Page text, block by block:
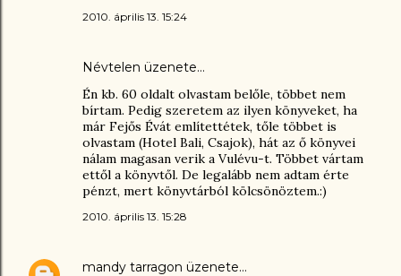
2010. április 13. 15:24
Névtelen üzenete…
Én kb. 60 oldalt olvastam belőle, többet nem
bírtam. Pedig szeretem az ilyen könyveket, ha
már Fejős Évát említettétek, tőle többet is
olvastam (Hotel Bali, Csajok), hát az ő könyvei
nálam magasan verik a Vulévu-t. Többet vártam
ettől a könyvtől. De legalább nem adtam érte
pénzt, mert könyvtárból kölcsönöztem.:)
2010. április 13. 15:28
mandy tarragon üzenete…